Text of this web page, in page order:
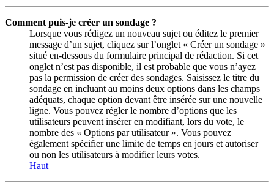
Comment puis-je créer un sondage ?
Lorsque vous rédigez un nouveau sujet ou éditez le premier
message d’un sujet, cliquez sur l’onglet « Créer un sondage »
situé en-dessous du formulaire principal de rédaction. Si cet
onglet n’est pas disponible, il est probable que vous n’ayez
pas la permission de créer des sondages. Saisissez le titre du
sondage en incluant au moins deux options dans les champs
adéquats, chaque option devant être insérée sur une nouvelle
ligne. Vous pouvez régler le nombre d’options que les
utilisateurs peuvent insérer en modifiant, lors du vote, le
nombre des « Options par utilisateur ». Vous pouvez
également spécifier une limite de temps en jours et autoriser
ou non les utilisateurs à modifier leurs votes.
Haut